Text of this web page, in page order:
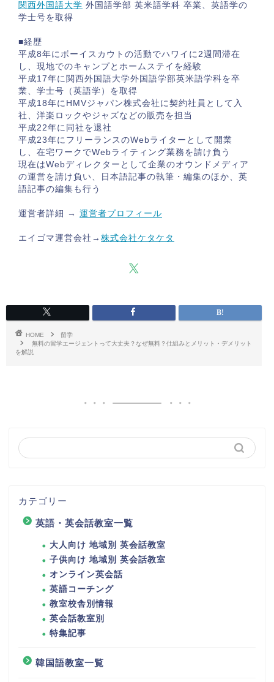
関西外国語大学 外国語学部 英米語学科 卒業、英語学の
学士号を取得
■経歴
平成8年にボーイスカウトの活動でハワイに2週間滞在
し、現地でのキャンプとホームステイを経験
平成17年に関西外国語大学外国語学部英米語学科を卒
業、学士号（英語学）を取得
平成18年にHMVジャパン株式会社に契約社員として入
社、洋楽ロックやジャズなどの販売を担当
平成22年に同社を退社
平成23年にフリーランスのWebライターとして開業
し、在宅ワークでWebライティング業務を請け負う
現在はWebディレクターとして企業のオウンドメディア
の運営を請け負い、日本語記事の執筆・編集のほか、英
語記事の編集も行う
運営者詳細 → 運営者プロフィール
エイゴマ運営会社→ 株式会社ケタケタ
HOME
留学
無料の留学エージェントって大丈夫？なぜ無料？仕組みとメリット・デメリット
を解説
カテゴリー
英語・英会話教室一覧
大人向け 地域別 英会話教室
子供向け 地域別 英会話教室
オンライン英会話
英語コーチング
教室校舎別情報
英会話教室別
特集記事
韓国語教室一覧